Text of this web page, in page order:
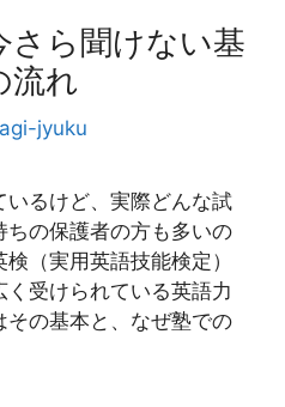
さら聞けない基
流れ
jyuku
いるけど、実際どんな試
の保護者の方も多いの
（実用英語技能検定）
受けられている英語力
の基本と、なぜ塾での